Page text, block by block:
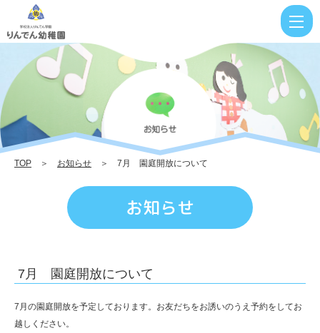
園
開
放
に
つ
い
て
ん
で
TOP ＞ お知らせ ＞ 7月 園庭開放について
お知らせ
7月 園庭開放について
7月の園庭開放を予定しております。お友だちをお誘いのうえ予約をしてお
越しください。